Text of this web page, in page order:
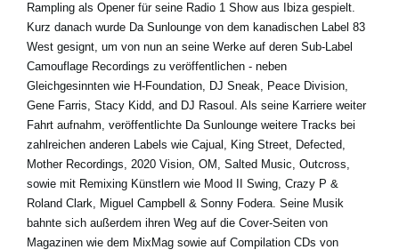
Rampling als Opener für seine Radio 1 Show aus Ibiza gespielt.
Kurz danach wurde Da Sunlounge von dem kanadischen Label 83
West gesignt, um von nun an seine Werke auf deren Sub-Label
Camouflage Recordings zu veröffentlichen - neben
Gleichgesinnten wie H-Foundation, DJ Sneak, Peace Division,
Gene Farris, Stacy Kidd, and DJ Rasoul. Als seine Karriere weiter
Fahrt aufnahm, veröffentlichte Da Sunlounge weitere Tracks bei
zahlreichen anderen Labels wie Cajual, King Street, Defected,
Mother Recordings, 2020 Vision, OM, Salted Music, Outcross,
sowie mit Remixing Künstlern wie Mood II Swing, Crazy P &
Roland Clark, Miguel Campbell & Sonny Fodera. Seine Musik
bahnte sich außerdem ihren Weg auf die Cover-Seiten von
Magazinen wie dem MixMag sowie auf Compilation CDs von